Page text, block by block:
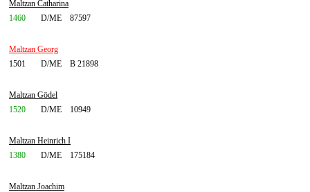
Maltzan Catharina
1460
D/ME 87597
Maltzan Georg
1501
D/ME B 21898
Maltzan Gödel
1520
D/ME 10949
Maltzan Heinrich I
1380
D/ME 175184
Maltzan Joachim